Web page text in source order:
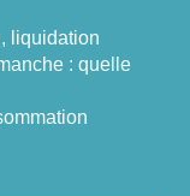
liquidation
: quelle